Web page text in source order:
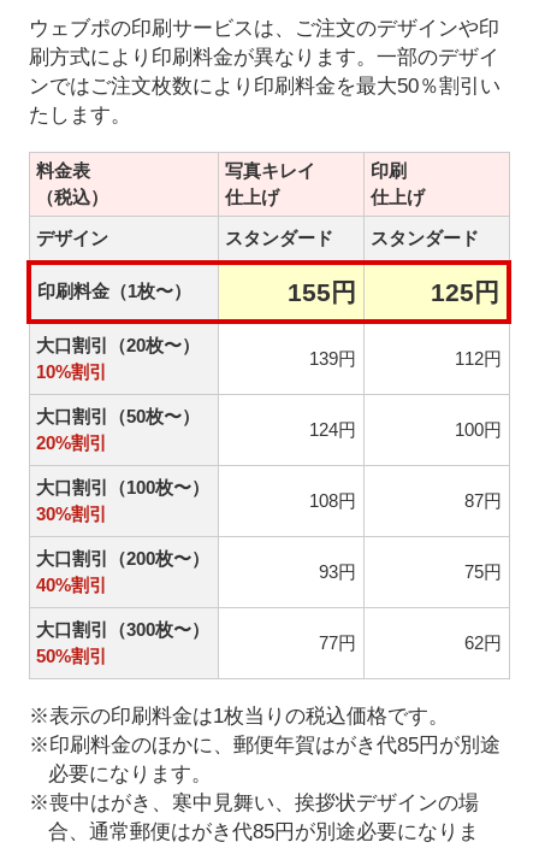
ウェブポの印刷サービスは、ご注文のデザインや印
刷方式により印刷料金が異なります。一部のデザイ
ンではご注文枚数により印刷料金を最大50％割引い
たします。
料金表
（税込）
写真キレイ
仕上げ
印刷
仕上げ
デザイン
スタンダード スタンダード
印刷料金（1枚〜） 155円 125円
大口割引（20枚〜）
10%割引
139円 112円
大口割引（50枚〜）
20%割引
124円 100円
大口割引（100枚〜）
30%割引
108円 87円
大口割引（200枚〜）
40%割引
93円 75円
大口割引（300枚〜）
50%割引
77円 62円
※表示の印刷料金は1枚当りの税込価格です。
※印刷料金のほかに、郵便年賀はがき代85円が別途
必要になります。
※喪中はがき、寒中見舞い、挨拶状デザインの場
合、通常郵便はがき代85円が別途必要になりま